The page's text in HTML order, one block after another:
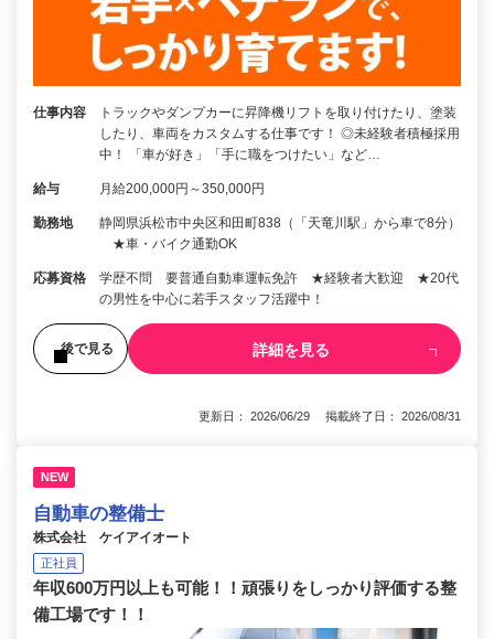
仕事内容
トラックやダンプカーに昇降機リフトを取り付けたり、塗装
したり、車両をカスタムする仕事です！ ◎未経験者積極採用
中！ 「車が好き」「手に職をつけたい」など…
給与 月給200,000円～350,000円
勤務地
静岡県浜松市中央区和田町838（「天竜川駅」から車で8分）
★車・バイク通勤OK
応募資格
学歴不問 要普通自動車運転免許 ★経験者大歓迎 ★20代
の男性を中心に若手スタッフ活躍中！
後で見る 詳細を見る
更新日： 2026/06/29 掲載終了日： 2026/08/31
NEW
自動車の整備士
株式会社 ケイアイオート
正社員
年収600万円以上も可能！！頑張りをしっかり評価する整
備工場です！！